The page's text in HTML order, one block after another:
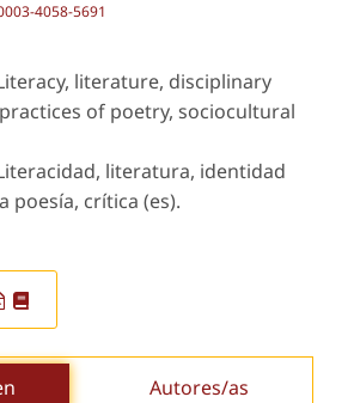
4058-5691
literature, disciplinary
of poetry, sociocultural
literatura, identidad
poesía, crítica (es).
Autores/as